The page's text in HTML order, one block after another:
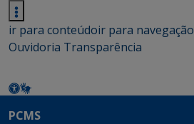
ir para conteúdoir para navegação
Ouvidoria Transparência
PCMS